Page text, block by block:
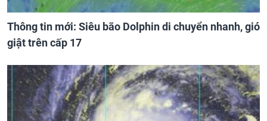
Thông tin mới: Siêu bão Dolphin di chuyển nhanh, gió
giật trên cấp 17